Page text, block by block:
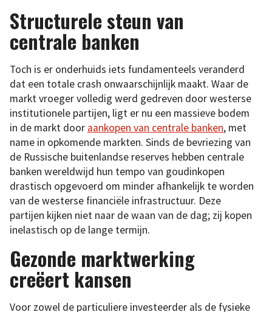
Structurele steun van
centrale banken
Toch is er onderhuids iets fundamenteels veranderd
dat een totale crash onwaarschijnlijk maakt. Waar de
markt vroeger volledig werd gedreven door westerse
institutionele partijen, ligt er nu een massieve bodem
in de markt door aankopen van centrale banken, met
name in opkomende markten. Sinds de bevriezing van
de Russische buitenlandse reserves hebben centrale
banken wereldwijd hun tempo van goudinkopen
drastisch opgevoerd om minder afhankelijk te worden
van de westerse financiële infrastructuur. Deze
partijen kijken niet naar de waan van de dag; zij kopen
inelastisch op de lange termijn.
Gezonde marktwerking
creëert kansen
Voor zowel de particuliere investeerder als de fysieke